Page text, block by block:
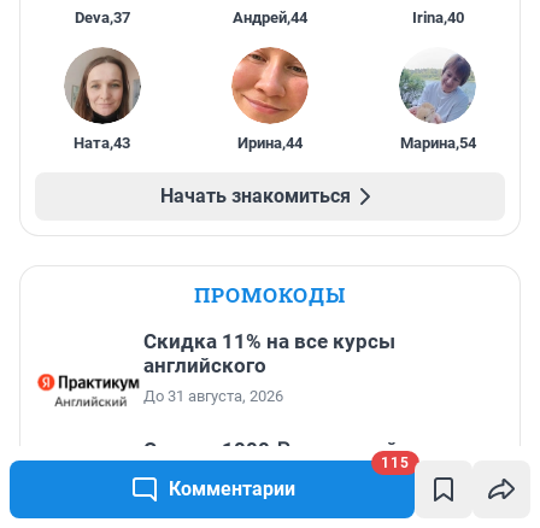
Комментарии
115
Deva,37 Андрей,44 Irina,40
Ната,43 Ирина,44 Марина,54
Начать знакомиться
ПРОМОКОДЫ
Скидка 11% на все курсы
английского
До 31 августа, 2026
Скидка 1000 ₽ на первый заказ от
3000 ₽ на сайте и в приложении
До 31 августа, 2026